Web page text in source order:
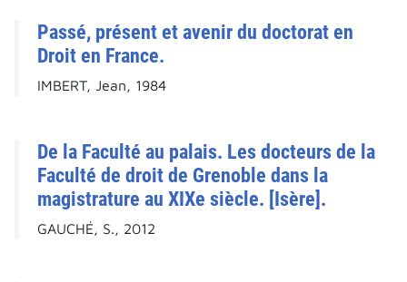
Passé, présent et avenir du doctorat en
Droit en France.
IMBERT, Jean, 1984
De la Faculté au palais. Les docteurs de la
Faculté de droit de Grenoble dans la
magistrature au XIXe siècle. [Isère].
GAUCHÉ, S., 2012